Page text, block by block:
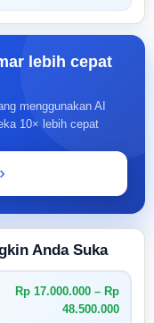
lebih cepat
menggunakan AI
10× lebih cepat
Anda Suka
Rp 17.000.000 – Rp
48.500.000